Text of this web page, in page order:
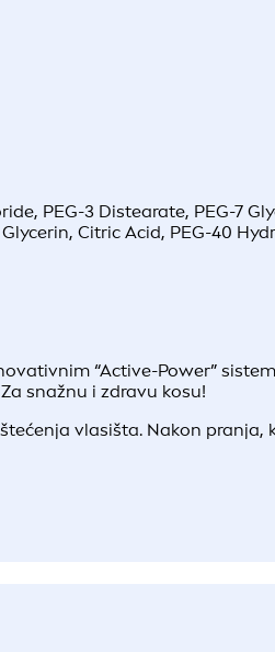
PEG-3 Distearate, PEG-7
Citric Acid, PEG-40
“Active-Power”
snažnu i zdravu kosu!
vlasišta. Nakon